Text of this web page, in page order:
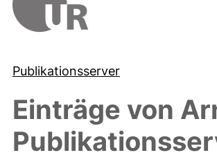
Publikationsserver
Einträge von